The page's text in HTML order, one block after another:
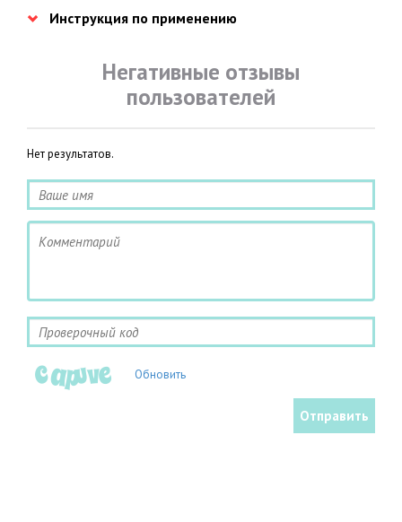
Инструкция по применению
Негативные отзывы
пользователей
Нет результатов.
Обновить